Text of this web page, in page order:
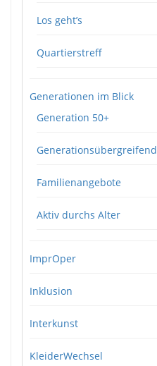
Los geht’s
Quartierstreff
Generationen im Blick
Generation 50+
Generationsübergreifend
Familienangebote
Aktiv durchs Alter
ImprOper
Inklusion
Interkunst
KleiderWechsel